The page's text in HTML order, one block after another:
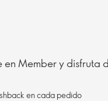
en Member y disfruta
en cada pedido